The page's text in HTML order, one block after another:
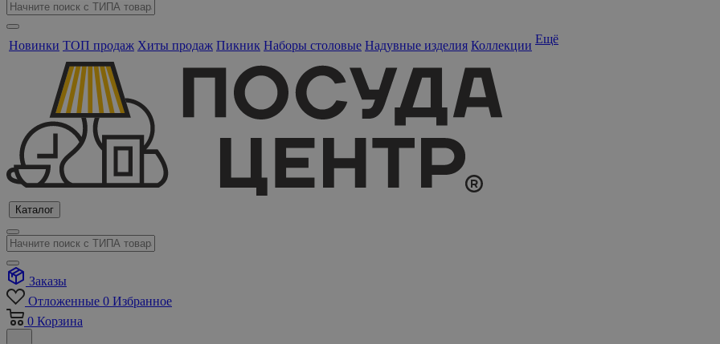
Новинки ТОП продаж Хиты продаж Пикник Наборы столовые Надувные изделия Коллекции Ещё
Каталог
Заказы
Отложенные 0 Избранное
0 Корзина